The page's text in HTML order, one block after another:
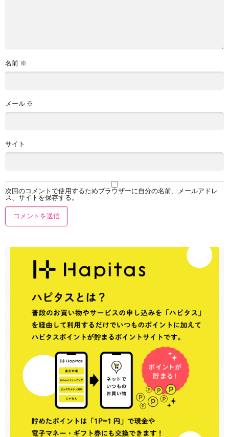
名前 ※
メール ※
サイト
次回のコメントで使用するためブラウザーに自分の名前、メールアドレ
ス、サイトを保存する。